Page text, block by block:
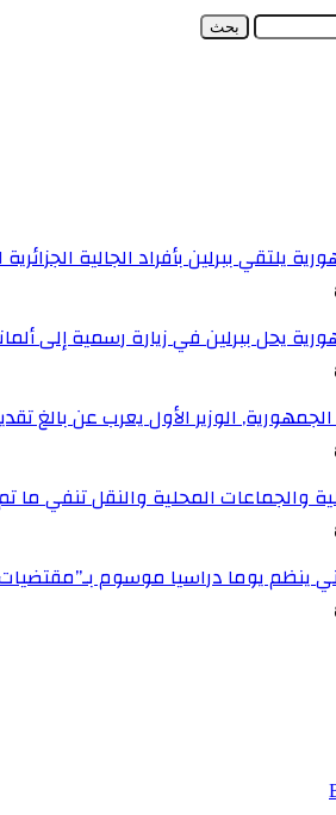
يلتقي ببرلين بأفراد الجالية الجزائرية
يحل ببرلين في زيارة رسمية إلى
الوزير الأول يعرب عن بالغ
والجماعات المحلية والنقل تنفي
ينظم يوما دراسيا موسوم